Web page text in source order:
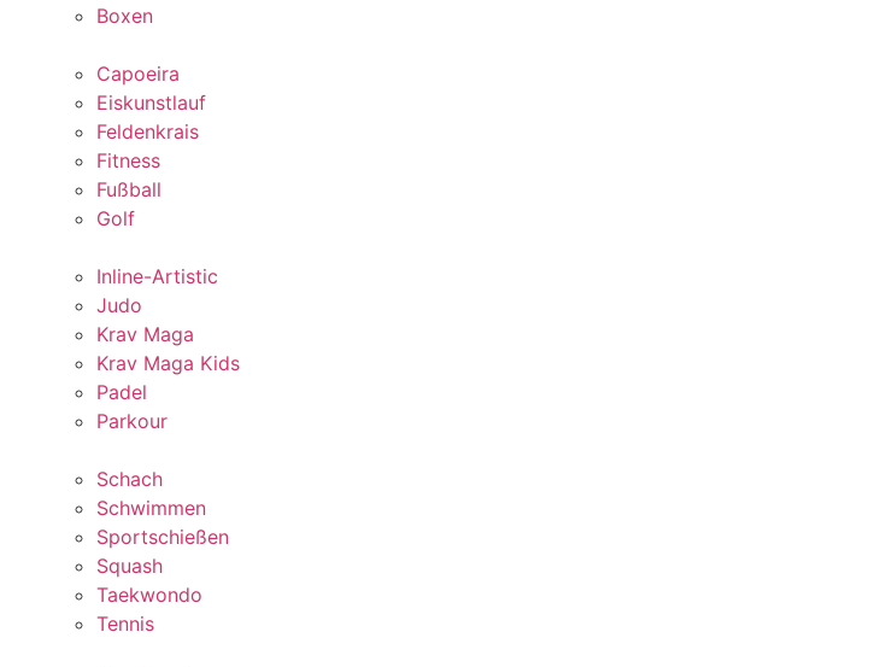
Boxen
Capoeira
Eiskunstlauf
Feldenkrais
Fitness
Fußball
Golf
Inline-Artistic
Judo
Krav Maga
Krav Maga Kids
Padel
Parkour
Schach
Schwimmen
Sportschießen
Squash
Taekwondo
Tennis